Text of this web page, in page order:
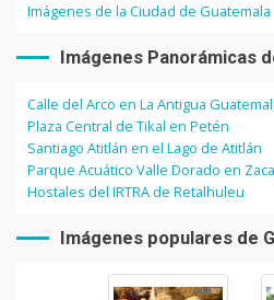
Imágenes de la Ciudad de Guatemala
Imágenes Panorámicas
Calle del Arco en La Antigua
Plaza Central de Tikal en Petén
Santiago Atitlán en el Lago de Atitlán
Parque Acuático Valle Dorado en
Hostales del IRTRA de Retalhuleu
Imágenes populares de